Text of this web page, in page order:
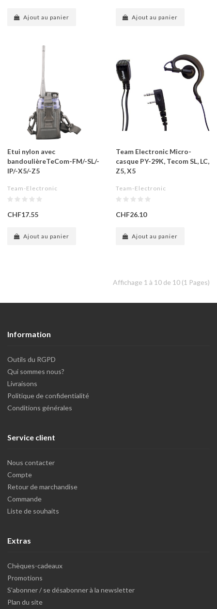
Ajout au panier Ajout au panier
Etui nylon avec
bandoulièreTeCom-FM/-SL/-
IP/-X5/-Z5
Team-Electronic
CHF17.55
Ajout au panier
Team Electronic Micro-
casque PY-29K, Tecom SL, LC,
Z5, X5
Team-Electronic
CHF26.10
Ajout au panier
Affichage 1 à 10 de 10 (1 Pages)
Information
Outils du RGPD
Qui sommes nous?
Livraisons
Politique de confidentialité
Conditions générales
Service client
Nous contacter
Compte
Retour de marchandise
Commande
Liste de souhaits
Extras
Chèques-cadeaux
Promotions
S'abonner / se désabonner à la newsletter
Plan du site